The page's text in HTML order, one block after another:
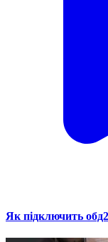
Як підключить